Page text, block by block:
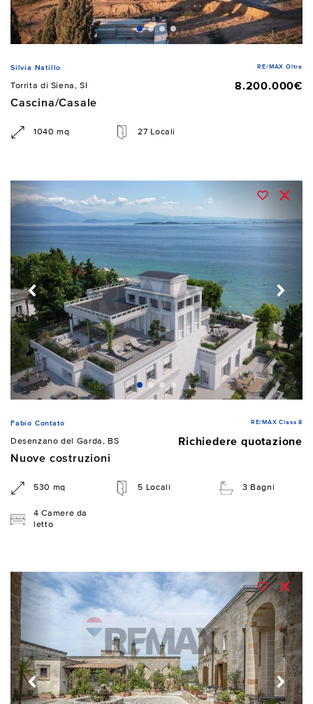
Silvia Natillo RE/MAX Oltre
Torrita di Siena, SI
8.200.000€
Cascina/Casale
1040 mq 27 Locali
Fabio Contato RE/MAX Class 8
Desenzano del Garda, BS
Richiedere quotazione
Nuove costruzioni
530 mq 5 Locali 3 Bagni
4 Camere da
letto